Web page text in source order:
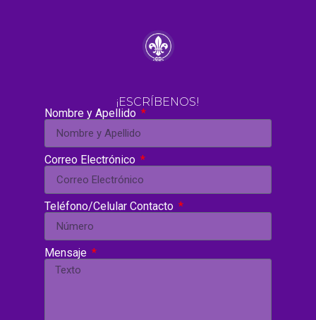
¡ESCRÍBENOS!
Nombre y Apellido
Correo Electrónico
Teléfono/Celular Contacto
Mensaje